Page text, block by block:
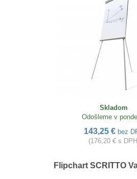
Skladom
Odošleme v
143,25 € bez
(176,20 € s
Flipchart SCRITTO